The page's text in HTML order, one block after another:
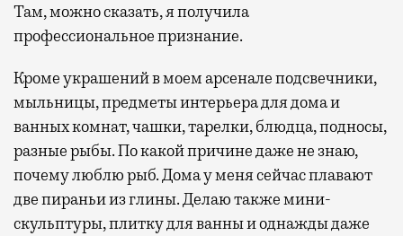
Там, можно сказать, я получила
профессиональное признание.
Кроме украшений в моем арсенале подсвечники,
мыльницы, предметы интерьера для дома и
ванных комнат, чашки, тарелки, блюдца, подносы,
разные рыбы. По какой причине даже не знаю,
почему люблю рыб. Дома у меня сейчас плавают
две пираньи из глины. Делаю также мини-
скульптуры, плитку для ванны и однажды даже